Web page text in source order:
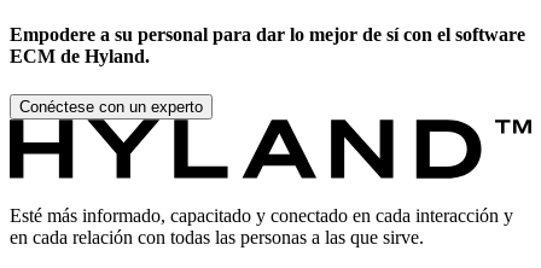
Empodere a su personal para dar lo mejor de sí con el software
ECM de Hyland.
Conéctese con un experto
Esté más informado, capacitado y conectado en cada interacción y
en cada relación con todas las personas a las que sirve.